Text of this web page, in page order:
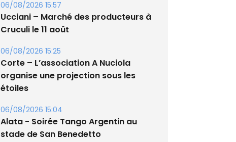
septembre
06/08/2026 15:57
Cruculi le 11 août
06/08/2026 15:25
Corte – L’association A Nuciola
étoiles
06/08/2026 15:04